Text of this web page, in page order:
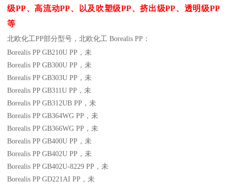
级PP、高流动PP、以及吹塑级PP、挤出级PP、透明级PP
等
北欧化工PP部分型号，北欧化工 Borealis PP：
Borealis PP GB210U PP ，未
Borealis PP GB300U PP ，未
Borealis PP GB303U PP ，未
Borealis PP GB311U PP ，未
Borealis PP GB312UB PP ，未
Borealis PP GB364WG PP ，未
Borealis PP GB366WG PP ，未
Borealis PP GB400U PP ，未
Borealis PP GB402U PP ，未
Borealis PP GB402U-8229 PP ，未
Borealis PP GD221AI PP ，未